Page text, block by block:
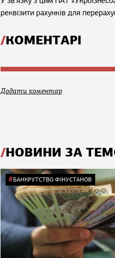
реквізити рахунків для
КОМЕНТАРІ
Додати коментар
НОВИНИ ЗА
БАНКРУТСТВО ФІНУСТАНОВ